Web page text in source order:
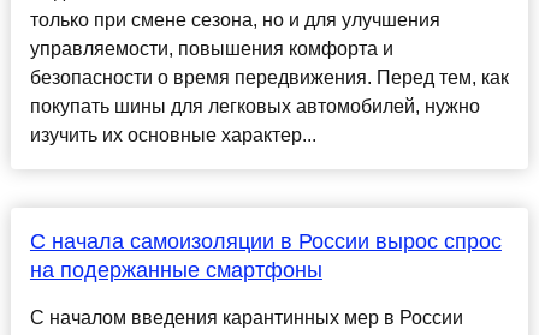
только при смене сезона, но и для улучшения
управляемости, повышения комфорта и
безопасности о время передвижения. Перед тем, как
покупать шины для легковых автомобилей, нужно
изучить их основные характер...
C начала самоизоляции в России вырос спрос
на подержанные смартфоны
С началом введения карантинных мер в России